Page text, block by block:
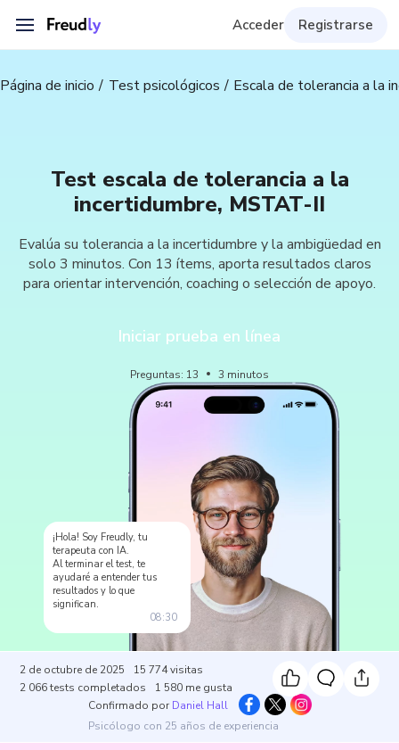
Acceder Registrarse
Página de inicio Test psicológicos Escala de tolerancia a la
Test escala de tolerancia a la
incertidumbre, MSTAT-II
Evalúa su tolerancia a la incertidumbre y la ambigüedad en
solo 3 minutos. Con 13 ítems, aporta resultados claros
para orientar intervención, coaching o selección de apoyo.
Iniciar prueba en línea
Preguntas: 13 3 minutos
¡Hola! Soy Freudly, tu
terapeuta con IA.
Al terminar el test, te
ayudaré a entender tus
resultados y lo que
significan.
08:30
2 de octubre de 2025 15 774visitas
2 066 tests completados 1 580 me gusta
Confirmado por Daniel Hall
Psicólogo con 25 años de experiencia